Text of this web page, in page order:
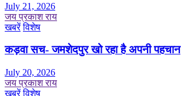
July 21, 2026
जय प्रकाश राय
खबरें विशेष
कड़वा सच- जमशेदपुर खो रहा है अपनी पहचान
July 20, 2026
जय प्रकाश राय
खबरें विशेष